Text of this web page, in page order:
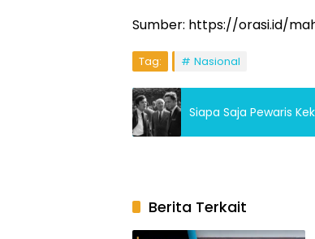
Sumber: https://orasi.id/
Tag: Nasional
Siapa Saja Pewaris
Berita Terkait